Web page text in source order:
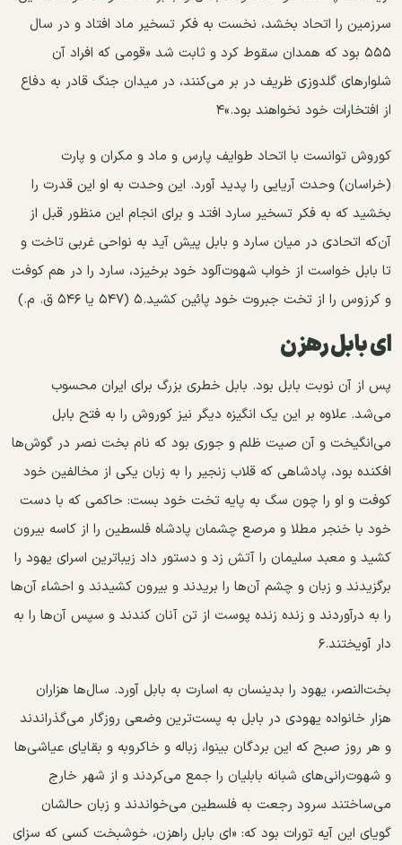
سرزمین را اتحاد بخشد، نخست به فکر تسخیر ماد افتاد و در سال
۵۵۵ بود که همدان سقوط کرد و ثابت شد «قومی که افراد آن
شلوارهای گلدوزی ظریف در بر می‌کنند، در میدان جنگ قادر به دفاع
از افتخارات خود نخواهند بود.»۴
کوروش توانست با اتحاد طوایف پارس و ماد و مکران و پارت
(خراسان) وحدت آریایی را پدید آورد. این وحدت به او این قدرت را
بخشید که به فکر تسخیر سارد افتد و برای انجام این منظور قبل از
آن‌که اتحادی در میان سارد و بابل پیش آید به نواحی غربی تاخت و
تا بابل خواست از خواب شهوت‌آلود خود برخیزد، سارد را در هم کوفت
و کرزوس را از تخت جبروت خود پائین کشید.۵ (۵۴۷ یا ۵۴۶ ق. م.)
ای بابل رهزن
پس از آن نوبت بابل بود. بابل خطری بزرگ برای ایران محسوب
می‌شد. علاوه بر این یک انگیزه دیگر نیز کوروش را به فتح بابل
می‌انگیخت و آن صیت ظلم و جوری بود که نام بخت نصر در گوش‌ها
افکنده بود، پادشاهی که قلاب زنجیر را به زبان یکی از مخالفین خود
کوفت و او را چون سگ به پایه تخت خود بست: حاکمی که با دست
خود با خنجر مطلا و مرصع چشمان پادشاه فلسطین را از کاسه بیرون
کشید و معبد سلیمان را آتش زد و دستور داد زیبا‌ترین اسرای یهود را
برگزیدند و زبان و چشم آن‌ها را بریدند و بیرون کشیدند و احشاء آن‌ها
را به در‌آوردند و زنده زنده پوست از تن آنان کندند و سپس آن‌ها را به
دار آویختند.۶
بخت‌النصر، یهود را بدینسان به اسارت به بابل آورد. سال‌ها هزاران
هزار خانواده یهودی در بابل به پست‌ترین وضعی روزگار می‌گذراندند
و هر روز صبح که این بردگان بینوا، زباله و خاکروبه و بقایای عیاشی‌ها
و شهوت‌رانی‌های شبانه بابلیان را جمع می‌کردند و از شهر خارج
می‌ساختند سرود رجعت به فلسطین می‌خواندند و زبان حالشان
گویای این آیه تورات بود که: «ای بابل راهزن، خوشبخت کسی که سزای